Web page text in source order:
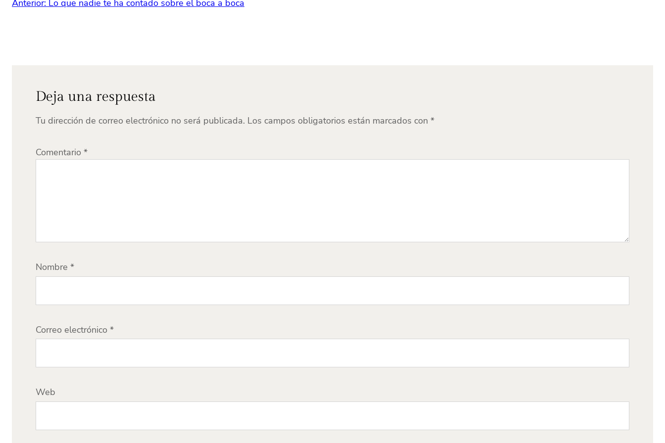
Anterior: Lo que nadie te ha contado sobre el boca a boca
Deja una respuesta
Tu dirección de correo electrónico no será publicada. Los campos obligatorios están marcados con *
Comentario *
Nombre *
Correo electrónico *
Web